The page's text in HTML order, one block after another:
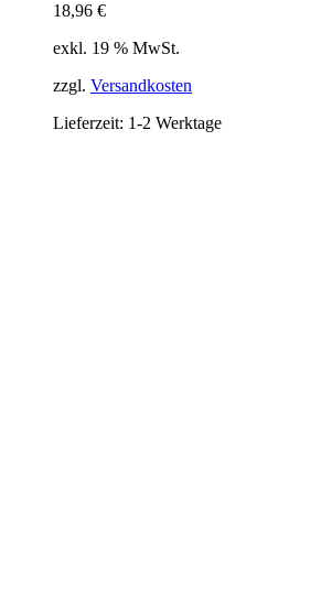
18,96 €
exkl. 19 % MwSt.
zzgl. Versandkosten
Lieferzeit: 1-2 Werktage